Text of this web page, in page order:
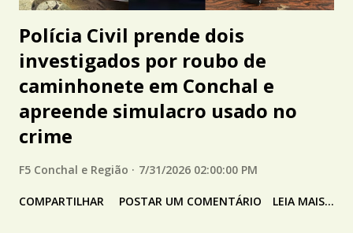
Polícia Civil prende dois
investigados por roubo de
caminhonete em Conchal e
apreende simulacro usado no
crime
F5 Conchal e Região 7/31/2026 02:00:00 PM
COMPARTILHAR POSTAR UM COMENTÁRIO LEIA MAIS...